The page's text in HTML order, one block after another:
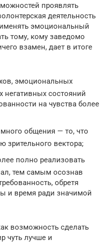
проявлять
деятельность
эмоциональный
тому, кому заведомо
взамен, дает в итоге
эмоциональных
негативных состояний
на чувства более
общения — то, что
зрительного вектора;
полно реализовать
тем самым осознав
обретя
и время ради значимой
возможность сделать
чуть лучше и